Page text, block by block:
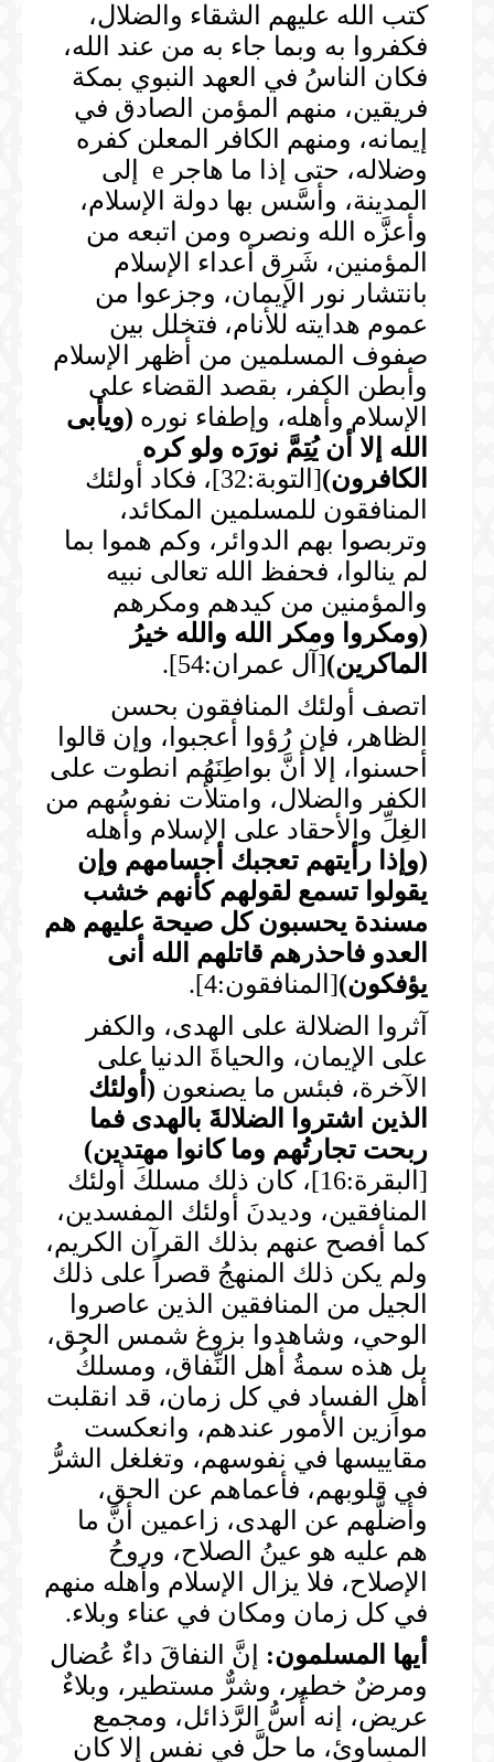
كتب الله عليهم الشقاء والضلال،
فكفروا به وبما جاء به من عند الله،
فكان الناسُ في العهد النبوي بمكة
فريقين، منهم المؤمن الصادق في
إيمانه، ومنهم الكافر المعلن كفره
وضلاله، حتى إذا ما هاجر e إلى
المدينة، وأسَّس بها دولة الإسلام،
وأعزَّه الله ونصره ومن اتبعه من
المؤمنين، شَرِق أعداء الإسلام
بانتشار نور الإيمان، وجزعوا من
عموم هدايته للأنام، فتخلل بين
صفوف المسلمين من أظهر الإسلام
وأبطن الكفر، بقصد القضاء على
الإسلام وأهله، وإطفاء نوره (ويأبى
الله إلا أن يُتِمَّ نورَه ولو كره
الكافرون)
[التوبة:32]، فكاد أولئك
المنافقون للمسلمين المكائد،
وتربصوا بهم الدوائر، وكم هموا بما
لم ينالوا، فحفظ الله تعالى نبيه
والمؤمنين من كيدهم ومكرهم
(ومكروا ومكر الله والله خيرُ
الماكرين)[آل عمران:54].
اتصف أولئك المنافقون بحسن
الظاهر، فإن رُؤوا أعجبوا، وإن قالوا
أحسنوا، إلا أنَّ بواطِنَهُم انطوت على
الكفر والضلال، وامتلأت نفوسُهم من
الغِلِّ والأحقاد على الإسلام وأهله
(وإذا رأيتهم تعجبك أجسامهم وإن
يقولوا تسمع لقولهم كأنهم خشب
مسندة يحسبون كل صيحة عليهم هم
العدو فاحذرهم قاتلهم الله أنى
يؤفكون)[المنافقون:4].
آثروا الضلالة على الهدى، والكفر
على الإيمان، والحياةَ الدنيا على
الآخرة، فبئس ما يصنعون ( أولئك
الذين اشتروا الضلالةَ بالهدى فما
ربحت تجارتُهم وما كانوا مهتدين)
[البقرة:16]، كان ذلك مسلكَ أولئك
المنافقين، وديدنَ أولئك المفسدين،
كما أفصح عنهم بذلك القرآن الكريم،
ولم يكن ذلك المنهجُ قصراً على ذلك
الجيل من المنافقين الذين عاصروا
الوحي، وشاهدوا بزوغ شمس الحق،
بل هذه سمةُ أهل النِّفاق، ومسلكُ
أهلِ الفساد في كل زمان، قد انقلبت
موازين الأمور عندهم، وانعكست
مقاييسها في نفوسهم، وتغلغل الشرُّ
في قلوبهم، فأعماهم عن الحق،
وأضلَّهم عن الهدى، زاعمين أنَّ ما
هم عليه هو عينُ الصلاح، وروحُ
الإصلاح، فلا يزال الإسلام وأهله منهم
في كل زمان ومكان في عناء وبلاء.
أيها المسلمون: إنَّ النفاقَ داءٌ عُضال
ومرضٌ خطير، وشرٌّ مستطير، وبلاءٌ
عريض، إنه أُسُّ الرَّذائل، ومجمع
المساوئ، ما حلَّ في نفس إلا كان